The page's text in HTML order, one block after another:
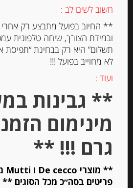
VECCHIO MULINO עם רוזמרין
מחיר ל 100 גרם: 23.34 ש"ח
יחידות
הוספה לסל
חשוב לשים לב :
** החיוב בפועל מתבצע רק אחרי
ובמידת הצורך, שיחה טלפונית
תשלום” היא רק בבחינת “תפיסת
לא מחוייב בפועל !!!
ועוד :
** גבינות
גרם !!! **
פריטים בסה״כ מכל הסוגים **